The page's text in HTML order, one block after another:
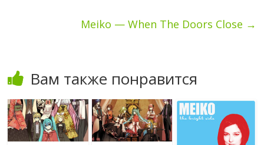
Meiko — When The Doors Close →
Вам также понравится